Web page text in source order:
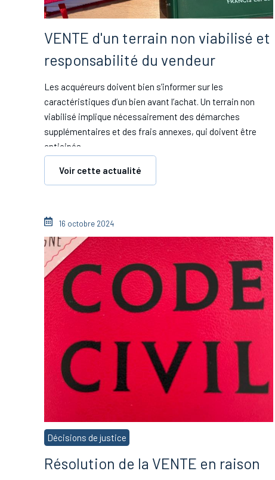
VENTE d'un terrain non viabilisé et
responsabilité du vendeur
Les acquéreurs doivent bien s’informer sur les
caractéristiques d’un bien avant l’achat. Un terrain non
viabilisé implique nécessairement des démarches
supplémentaires et des frais annexes, qui doivent être
anticipés.
Voir cette actualité
16 octobre 2024
Décisions de justice
Résolution de la VENTE en raison